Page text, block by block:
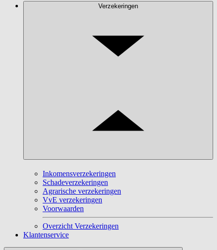
Verzekeringen
Inkomensverzekeringen
Schadeverzekeringen
Agrarische verzekeringen
VvE verzekeringen
Voorwaarden
Overzicht Verzekeringen
Klantenservice